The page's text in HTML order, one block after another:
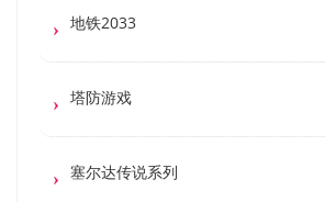
地铁2033
塔防游戏
塞尔达传说系列